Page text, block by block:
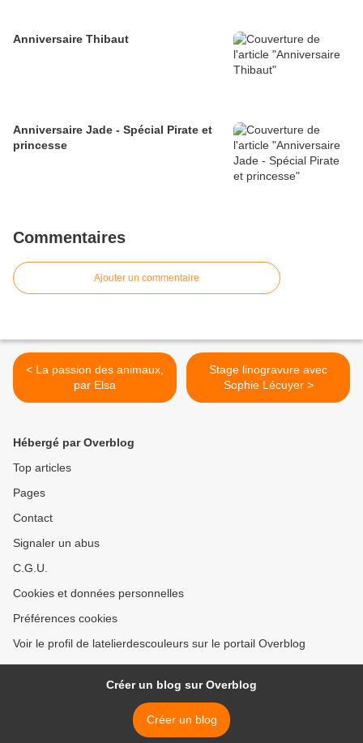
Anniversaire Thibaut
Anniversaire Jade - Spécial Pirate et
princesse
Commentaires
Ajouter un commentaire
< La passion des animaux,
par Elsa
Stage linogravure avec
Sophie Lécuyer >
Hébergé par Overblog
Top articles
Pages
Contact
Signaler un abus
C.G.U.
Cookies et données personnelles
Préférences cookies
Voir le profil de latelierdescouleurs sur le portail Overblog
Créer un blog sur Overblog
Créer un blog